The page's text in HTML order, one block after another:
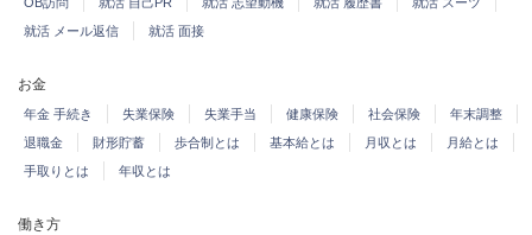
就活 メール返信
就活 面接
お金
年金 手続き 失業保険 失業手当 健康保険 社会保険
年末調整
退職金
財形貯蓄 歩合制とは 基本給とは 月収とは
月給とは
手取りとは
年収とは
働き方